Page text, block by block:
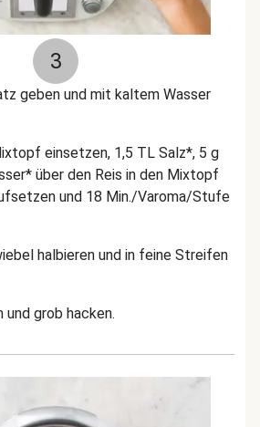
3
geben und mit kaltem Wasser
einsetzen, 1,5 TL Salz*, 5 g
über den Reis in den Mixtopf
und 18 Min./Varoma/Stufe
halbieren und in feine Streifen
und grob hacken.